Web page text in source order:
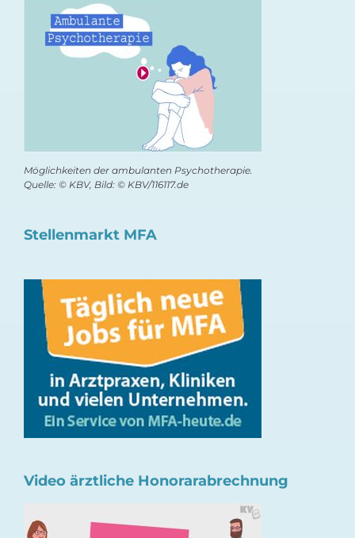
Möglichkeiten der ambulanten Psychotherapie.
Quelle: © KBV, Bild: © KBV/116117.de
Stellenmarkt MFA
Video ärztliche Honorarabrechnung